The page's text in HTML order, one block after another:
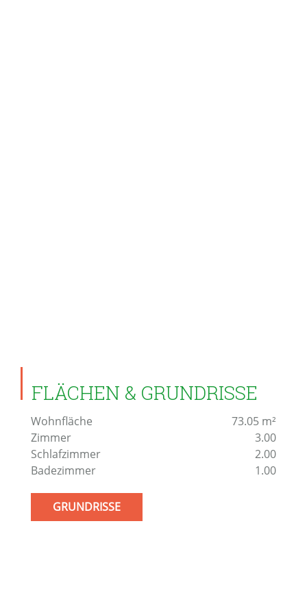
FLÄCHEN & GRUNDRISSE
Wohnfläche 73.05 m²
Zimmer
3.00
Schlafzimmer
2.00
Badezimmer
1.00
GRUNDRISSE